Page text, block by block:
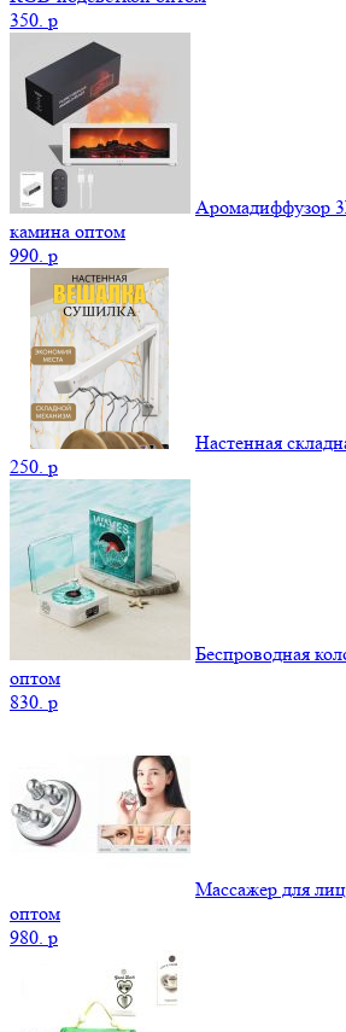
350. p
Аромадиффузор
камина оптом
990. p
Настенная
250. p
Беспроводная
оптом
830. p
Массажер для
оптом
980. p